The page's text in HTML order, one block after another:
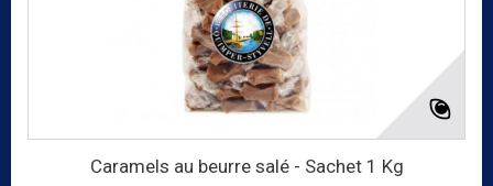
Caramels au beurre salé - Sachet 1 Kg